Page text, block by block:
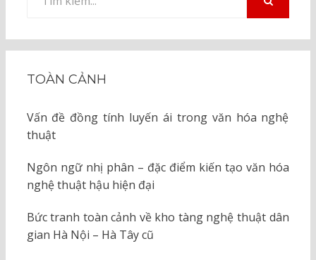
kiếm
TOÀN CẢNH
Vấn đề đồng tính luyến ái trong văn hóa nghệ
thuật
Ngôn ngữ nhị phân – đặc điểm kiến tạo văn hóa
nghệ thuật hậu hiện đại
Bức tranh toàn cảnh về kho tàng nghệ thuật dân
gian Hà Nội – Hà Tây cũ